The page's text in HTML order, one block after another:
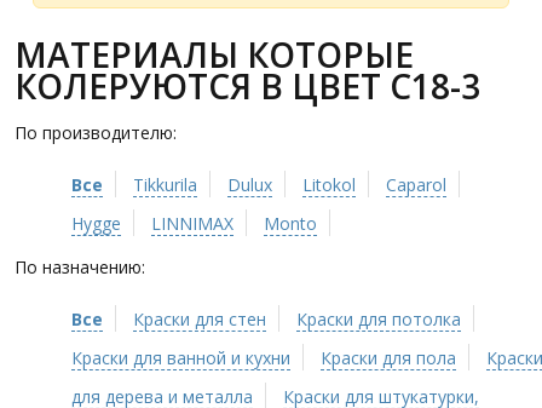
МАТЕРИАЛЫ КОТОРЫЕ
КОЛЕРУЮТСЯ В ЦВЕТ C18-3
По производителю:
Все Tikkurila Dulux Litokol
Caparol
Hygge
LINNIMAX
Monto
По назначению:
Все Краски для стен
Краски для потолка
Краски для ванной и кухни
Краски для пола
Краски
для дерева и металла
Краски для штукатурки,